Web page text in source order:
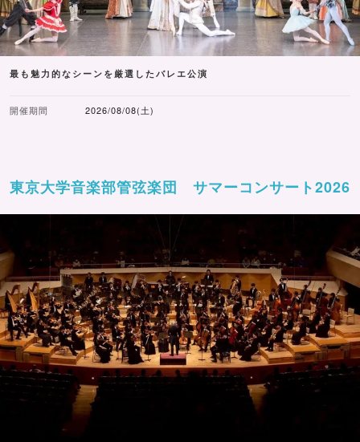
最も魅力的なシーンを厳選したバレエ公演
開催期間 2026/08/08(土)
東京大学音楽部管弦楽団 サマーコンサート2026